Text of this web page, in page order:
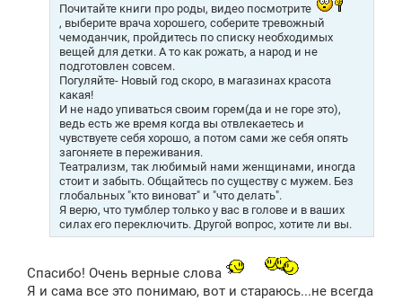
Почитайте книги про роды, видео посмотрите
, выберите врача хорошего, соберите тревожный
чемоданчик, пройдитесь по списку необходимых
вещей для детки. А то как рожать, а народ и не
подготовлен совсем.
Погуляйте- Новый год скоро, в магазинах красота
какая!
И не надо упиваться своим горем(да и не горе это),
ведь есть же время когда вы отвлекаетесь и
чувствуете себя хорошо, а потом сами же себя опять
загоняете в переживания.
Театрализм, так любимый нами женщинами, иногда
стоит и забыть. Общайтесь по существу с мужем. Без
глобальных "кто виноват" и "что делать".
Я верю, что тумблер только у вас в голове и в ваших
силах его переключить. Другой вопрос, хотите ли вы.
Спасибо! Очень верные слова
Я и сама все это понимаю, вот и стараюсь...не всегда